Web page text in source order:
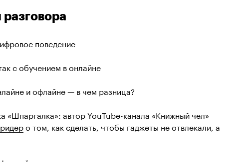
поведение
с обучением в онлайне
и офлайне — в чем разница?
«Шпаргалка»: автор YouTube-канала «Книжный чел»
о том, как сделать, чтобы гаджеты не отвлекали, а